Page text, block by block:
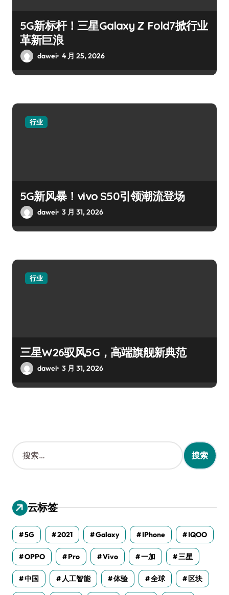
5G新标杆！三星Galaxy Z Fold7掀行业
革新巨浪
dawei 4 月 25, 2026
行业
5G新风暴！vivo S50引领潮流登场
dawei 3 月 31, 2026
行业
三星W26驭风5G，高端旗舰新典范
dawei 3 月 31, 2026
搜
索
：
云标签
5G 2021 Galaxy IPhone IQOO
OPPO Pro Vivo 一加 三星
中国 人工智能 体验 全球 区块